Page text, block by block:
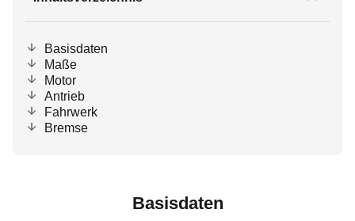
Basisdaten
Maße
Motor
Antrieb
Fahrwerk
Bremse
Basisdaten